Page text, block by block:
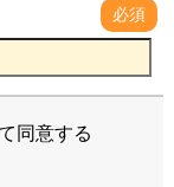
必須
同意する